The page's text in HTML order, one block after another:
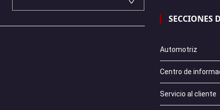
SECCIONES
Automotriz
Centro de
Servicio al cliente